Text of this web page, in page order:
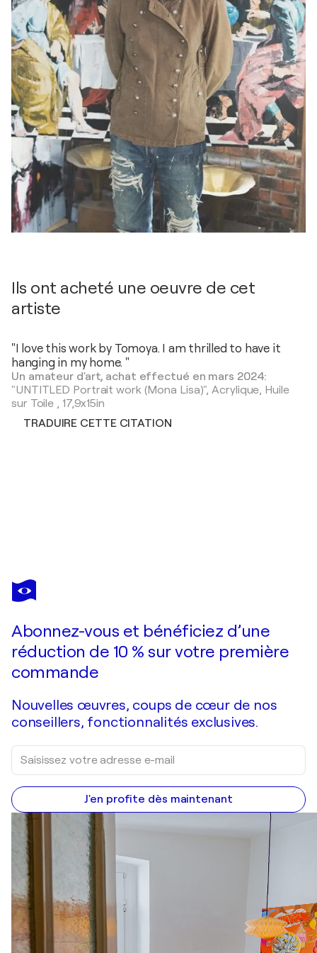
Ils ont acheté une oeuvre de cet
artiste
"I love this work by Tomoya. I am thrilled to have it
hanging in my home. "
Un amateur d'art, achat effectué en mars 2024:
"UNTITLED Portrait work (Mona Lisa)",Acrylique, Huile
sur Toile , 17,9x15in
TRADUIRE CETTE CITATION
TOMOYA NAKANO
George Washington
Abonnez-vous et bénéficiez d’une
réduction de 10 % sur votre première
commande
Nouvelles œuvres, coups de cœur de nos
conseillers, fonctionnalités exclusives.
J'en profite dès maintenant